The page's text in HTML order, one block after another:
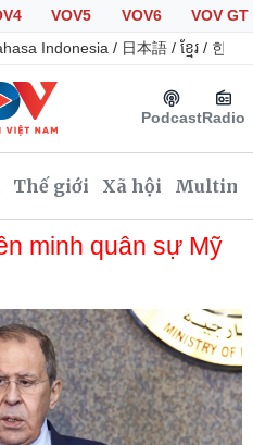
VOV5 VOV6
VOV GT
Indonesia / 日本語 / ខ្មែរ / 한국
PodcastRadio
Thế giới Xã hội
Xã hội
Tin 24h
Giáo dục
Dự báo thời tiết
Dấu ấn VOV
Việc làm
minh quân sự Mỹ